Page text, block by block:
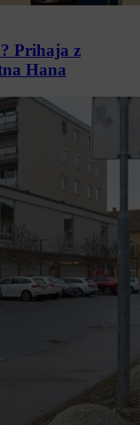
Prihaja z
Hana